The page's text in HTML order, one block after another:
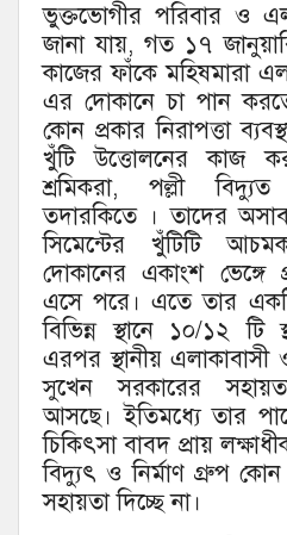
ভুক্তভোগীর পরিবার ও
জানা যায়, গত ১৭
কাজের ফাঁকে মহিষমারা
এর দোকানে চা পান
কোন প্রকার নিরাপত্তা
খুঁটি উত্তোলনের কাজ
শ্রমিকরা, পল্লী বিদ্যুত
তদারকিতে । তাদের
সিমেন্টের খুঁটিটি
দোকানের একাংশ ভেঙ্গে
এসে পরে। এতে তার
বিভিন্ন স্থানে ১০/১২ টি
এরপর স্থানীয় এলাকাবাসী
সুখেন সরকারের
আসছে। ইতিমধ্যে তার
চিকিৎসা বাবদ প্রায়
বিদ্যুৎ ও নির্মাণ গ্রুপ
সহায়তা দিচ্ছে না।